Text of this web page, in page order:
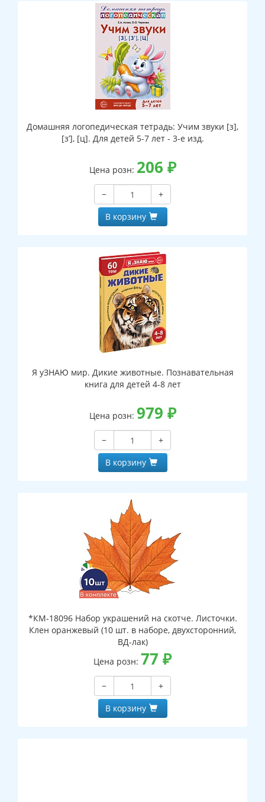
Домашняя логопедическая тетрадь: Учим звуки [з],
[з’], [ц]. Для детей 5-7 лет - 3-е изд.
Цена розн: 206 ₽
−
+
В корзину
Я уЗНАЮ мир. Дикие животные. Познавательная
книга для детей 4-8 лет
Цена розн: 979 ₽
−
+
В корзину
*КМ-18096 Набор украшений на скотче. Листочки.
Клен оранжевый (10 шт. в наборе, двухсторонний,
ВД-лак)
Цена розн: 77 ₽
−
+
В корзину